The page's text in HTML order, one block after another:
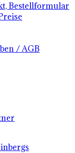
Bestellformular
/ AGB